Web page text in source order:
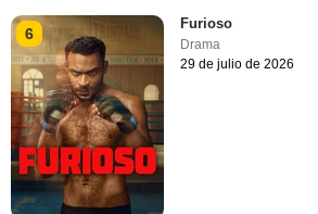
6
Furioso
Drama
29 de julio de 2026